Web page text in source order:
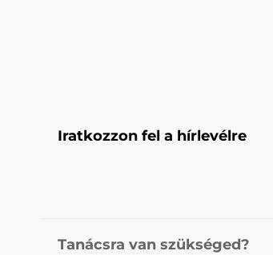
Iratkozzon fel a hírlevélre
Tanácsra van szükséged?